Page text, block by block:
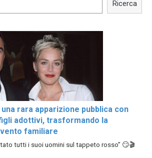
Ricerca
rara apparizione pubblica con
adottivi, trasformando la
familiare
tutti i suoi uomini sul tappeto rosso” 😏🎬